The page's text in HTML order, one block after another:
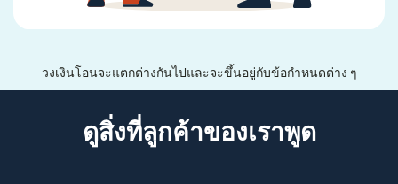
วงเงินโอนจะแตกต่างกันไปและจะขึ้นอยู่กับข้อกำหนดต่าง ๆ
ดูสิ่งที่ลูกค้าของเราพูด